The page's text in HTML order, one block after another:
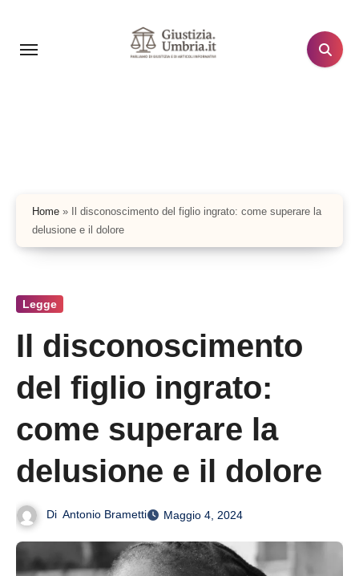
contenuto
Home »
Il disconoscimento del figlio ingrato: come superare la
delusione e il dolore
Legge
Il disconoscimento
del figlio ingrato:
come superare la
delusione e il dolore
Di Antonio Brametti Maggio 4, 2024